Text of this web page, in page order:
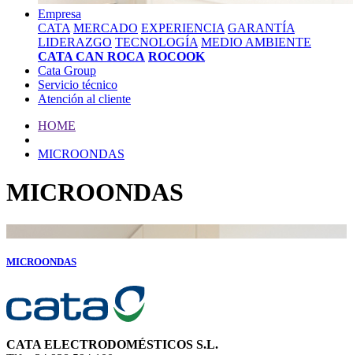
Empresa
CATA MERCADO EXPERIENCIA GARANTÍA
LIDERAZGO TECNOLOGÍA MEDIO AMBIENTE
CATA CAN ROCA ROCOOK
Cata Group
Servicio técnico
Atención al cliente
HOME
MICROONDAS
MICROONDAS
MICROONDAS
CATA ELECTRODOMÉSTICOS S.L.